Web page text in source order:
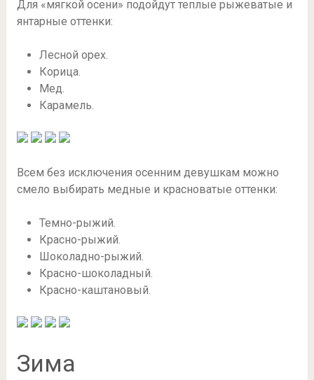
Для «мягкой осени» подойдут теплые рыжеватые и
янтарные оттенки:
Лесной орех.
Корица.
Мед.
Карамель.
Всем без исключения осенним девушкам можно
смело выбирать медные и красноватые оттенки:
Темно-рыжий.
Красно-рыжий.
Шоколадно-рыжий.
Красно-шоколадный.
Красно-каштановый.
Зима